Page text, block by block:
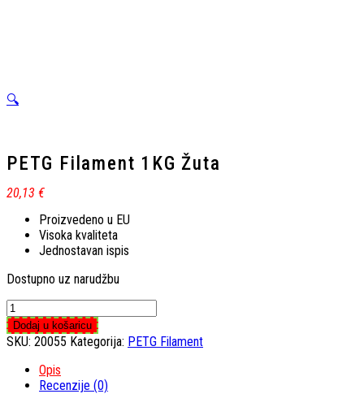
🔍
PETG Filament 1KG Žuta
20,13 €
Proizvedeno u EU
Visoka kvaliteta
Jednostavan ispis
Dostupno uz narudžbu
PETG
Filament
1KG
količina
Dodaj u košaricu
SKU: 20055 Kategorija: PETG Filament
Opis
Recenzije (0)